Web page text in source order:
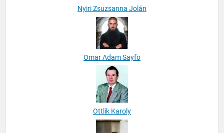
Nyiri Zsuzsanna Jolán
Omar Adam Sayfo
Ottlik Karoly